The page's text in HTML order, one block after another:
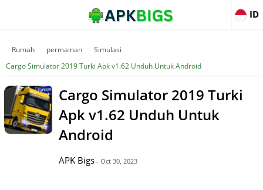
ID
Rumah permainan
Simulasi
Cargo Simulator 2019 Turki Apk v1.62 Unduh Untuk Android
Cargo Simulator 2019 Turki
Apk v1.62 Unduh Untuk
Android
APK Bigs - Oct 30, 2023